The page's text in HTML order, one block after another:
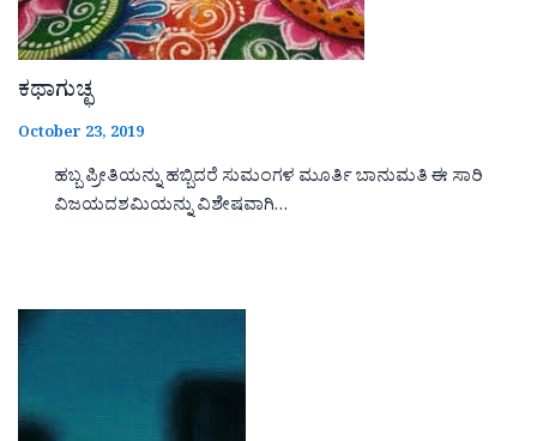
ಕಥಾಗುಚ್ಛ
October 23, 2019
ಹಬ್ಬ ಪ್ರೀತಿಯನ್ನು ಹಬ್ಬಿದರೆ ಸುಮಂಗಳ ಮೂರ್ತಿ ಬಾನುಮತಿ ಈ ಸಾರಿ
ವಿಜಯದಶಮಿಯನ್ನು ವಿಶೇಷವಾಗಿ…